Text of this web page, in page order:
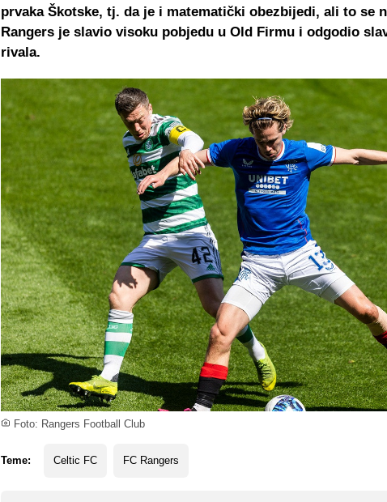
Foto: Rangers Football Club
Teme: Celtic FC FC Rangers
prvaka Škotske, tj. da je i matematički obezbijedi, ali to se
Rangers je slavio visoku pobjedu u Old Firmu i odgodio
rivala.